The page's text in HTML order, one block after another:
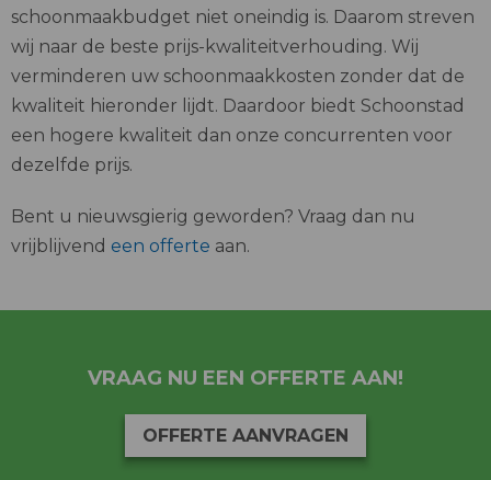
schoonmaakbudget niet oneindig is. Daarom streven
wij naar de beste prijs-kwaliteitverhouding. Wij
verminderen uw schoonmaakkosten zonder dat de
kwaliteit hieronder lijdt. Daardoor biedt Schoonstad
een hogere kwaliteit dan onze concurrenten voor
dezelfde prijs.
Bent u nieuwsgierig geworden? Vraag dan nu
vrijblijvend een offerte aan.
VRAAG NU EEN OFFERTE AAN!
OFFERTE AANVRAGEN